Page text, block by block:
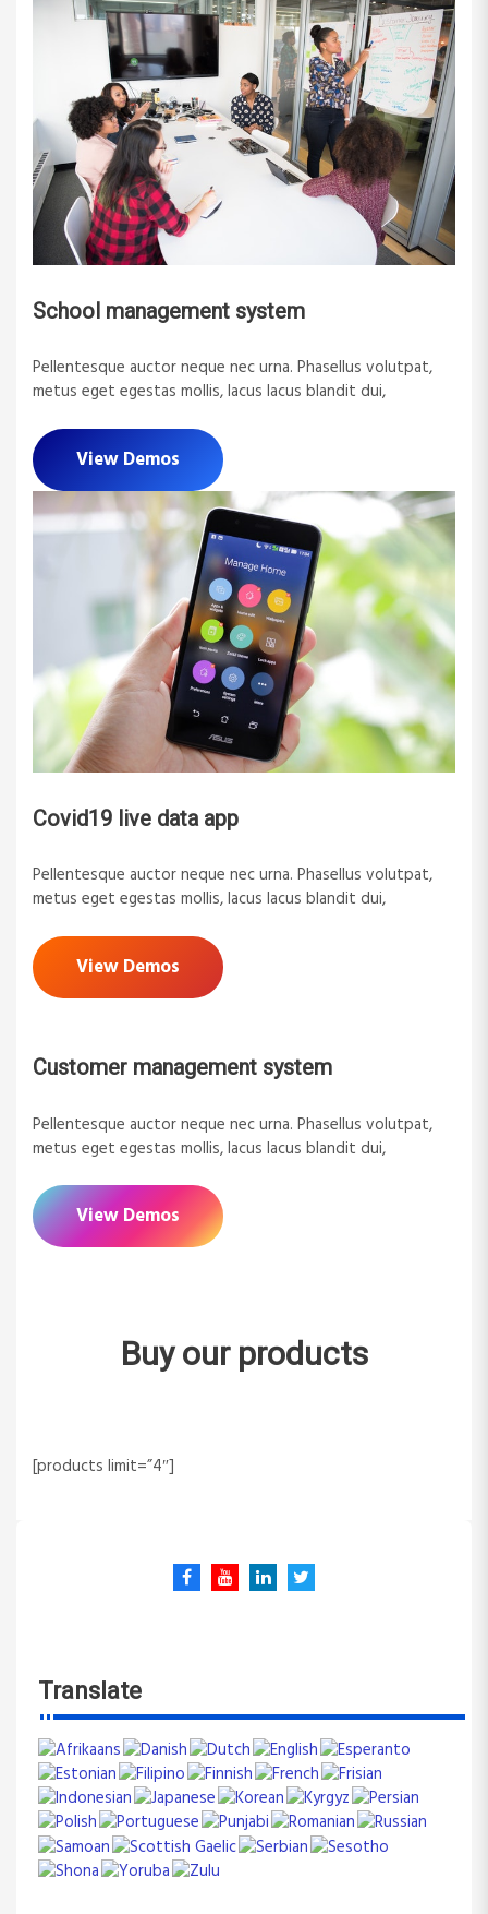
School management system
Pellentesque auctor neque nec urna. Phasellus volutpat,
metus eget egestas mollis, lacus lacus blandit dui,
View Demos
Covid19 live data app
Pellentesque auctor neque nec urna. Phasellus volutpat,
metus eget egestas mollis, lacus lacus blandit dui,
View Demos
Customer management system
Pellentesque auctor neque nec urna. Phasellus volutpat,
metus eget egestas mollis, lacus lacus blandit dui,
View Demos
Buy our products
[products limit=”4″]
Translate